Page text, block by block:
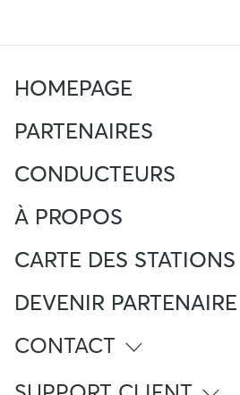
HOMEPAGE
PARTENAIRES
CONDUCTEURS
À PROPOS
CARTE DES STATIONS
DEVENIR PARTENAIRE
CONTACT